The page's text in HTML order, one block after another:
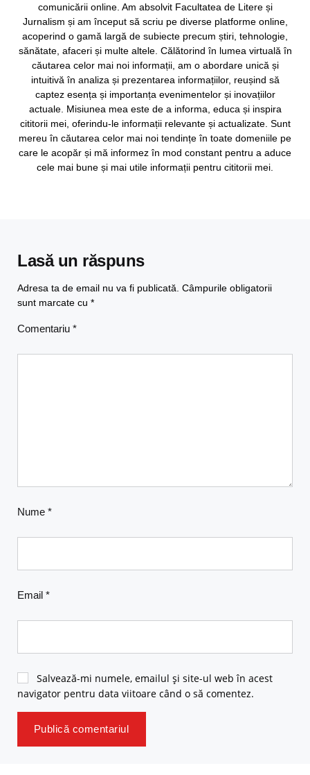
comunicării online. Am absolvit Facultatea de Litere și
Jurnalism și am început să scriu pe diverse platforme online,
acoperind o gamă largă de subiecte precum știri, tehnologie,
sănătate, afaceri și multe altele. Călătorind în lumea virtuală în
căutarea celor mai noi informații, am o abordare unică și
intuitivă în analiza și prezentarea informațiilor, reușind să
captez esența și importanța evenimentelor și inovațiilor
actuale. Misiunea mea este de a informa, educa și inspira
cititorii mei, oferindu-le informații relevante și actualizate. Sunt
mereu în căutarea celor mai noi tendințe în toate domeniile pe
care le acopăr și mă informez în mod constant pentru a aduce
cele mai bune și mai utile informații pentru cititorii mei.
Lasă un răspuns
Adresa ta de email nu va fi publicată. Câmpurile obligatorii
sunt marcate cu *
Comentariu *
Nume *
Email *
Salvează-mi numele, emailul și site-ul web în acest
navigator pentru data viitoare când o să comentez.